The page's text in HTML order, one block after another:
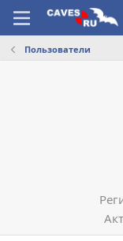
Пользователи